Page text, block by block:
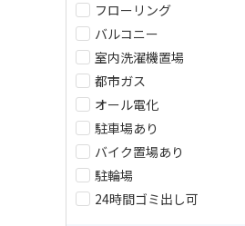
フローリング
バルコニー
室内洗濯機置場
都市ガス
オール電化
駐車場あり
バイク置場あり
駐輪場
24時間ゴミ出し可